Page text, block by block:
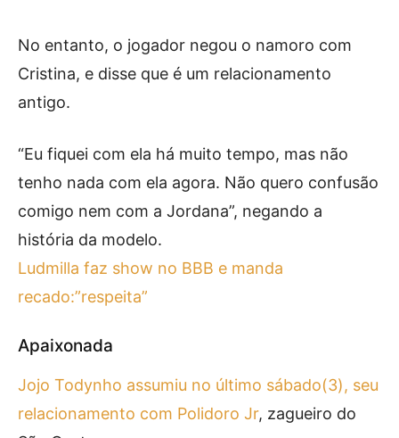
No entanto, o jogador negou o namoro com
Cristina, e disse que é um relacionamento
antigo.
“Eu fiquei com ela há muito tempo, mas não
tenho nada com ela agora. Não quero confusão
comigo nem com a Jordana”, negando a
história da modelo.
Ludmilla faz show no BBB e manda
recado:”respeita”
Apaixonada
Jojo Todynho assumiu no último sábado(3), seu
relacionamento com Polidoro Jr, zagueiro do